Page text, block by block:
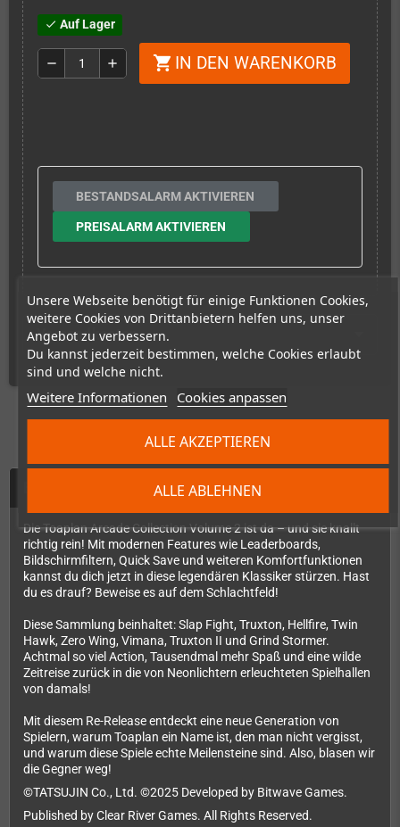
Unsere Webseite benötigt für einige Funktionen Cookies,
weitere Cookies von Drittanbietern helfen uns, unser
Angebot zu verbessern.
Du kannst jederzeit bestimmen, welche Cookies erlaubt
sind und welche nicht.
Weitere Informationen Cookies anpassen
ALLE ABLEHNEN
ALLE AKZEPTIEREN
check Auf Lager
remove add shopping_cart IN DEN WARENKORB
BESTANDSALARM AKTIVIEREN
PREISALARM AKTIVIEREN
Versandkosten
Die Toaplan Arcade Collection Volume 2 ist da – und sie knallt
richtig rein! Mit modernen Features wie Leaderboards,
Bildschirmfiltern, Quick Save und weiteren Komfortfunktionen
kannst du dich jetzt in diese legendären Klassiker stürzen. Hast
du es drauf? Beweise es auf dem Schlachtfeld!
Diese Sammlung beinhaltet: Slap Fight, Truxton, Hellfire, Twin
Hawk, Zero Wing, Vimana, Truxton II und Grind Stormer.
Achtmal so viel Action, Tausendmal mehr Spaß und eine wilde
Zeitreise zurück in die von Neonlichtern erleuchteten Spielhallen
von damals!
Mit diesem Re-Release entdeckt eine neue Generation von
Spielern, warum Toaplan ein Name ist, den man nicht vergisst,
und warum diese Spiele echte Meilensteine sind. Also, blasen wir
die Gegner weg!
©TATSUJIN Co., Ltd. ©2025 Developed by Bitwave Games.
Published by Clear River Games. All Rights Reserved.